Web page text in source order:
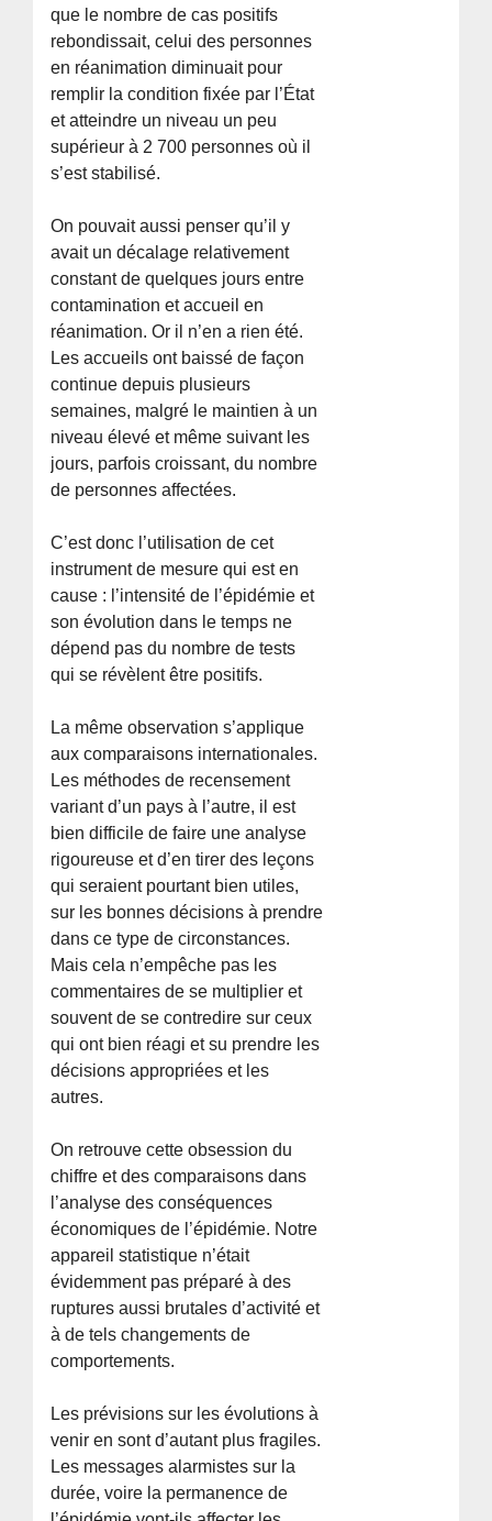
que le nombre de cas positifs
rebondissait, celui des personnes
en réanimation diminuait pour
remplir la condition fixée par l’État
et atteindre un niveau un peu
supérieur à 2 700 personnes où il
s’est stabilisé.
On pouvait aussi penser qu’il y
avait un décalage relativement
constant de quelques jours entre
contamination et accueil en
réanimation. Or il n’en a rien été.
Les accueils ont baissé de façon
continue depuis plusieurs
semaines, malgré le maintien à un
niveau élevé et même suivant les
jours, parfois croissant, du nombre
de personnes affectées.
C’est donc l’utilisation de cet
instrument de mesure qui est en
cause : l’intensité de l’épidémie et
son évolution dans le temps ne
dépend pas du nombre de tests
qui se révèlent être positifs.
La même observation s’applique
aux comparaisons internationales.
Les méthodes de recensement
variant d’un pays à l’autre, il est
bien difficile de faire une analyse
rigoureuse et d’en tirer des leçons
qui seraient pourtant bien utiles,
sur les bonnes décisions à prendre
dans ce type de circonstances.
Mais cela n’empêche pas les
commentaires de se multiplier et
souvent de se contredire sur ceux
qui ont bien réagi et su prendre les
décisions appropriées et les
autres.
On retrouve cette obsession du
chiffre et des comparaisons dans
l’analyse des conséquences
économiques de l’épidémie. Notre
appareil statistique n’était
évidemment pas préparé à des
ruptures aussi brutales d’activité et
à de tels changements de
comportements.
Les prévisions sur les évolutions à
venir en sont d’autant plus fragiles.
Les messages alarmistes sur la
durée, voire la permanence de